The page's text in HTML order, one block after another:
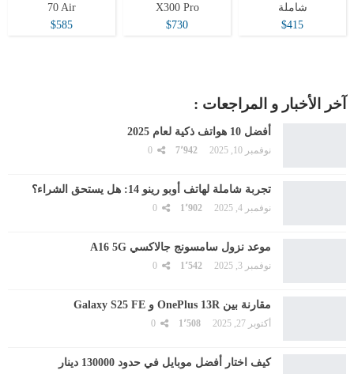
شاملة
$415
X300 Pro
$730
70 Air
$585
آخر الأخبار و المراجعات :
أفضل 10 هواتف ذكية لعام 2025
نوفمبر 10, 2025 7٬942
تجربة شاملة لهاتف أوبو رينو 14: هل يستحق الشراء؟
نوفمبر 4, 2025 1٬902
موعد نزول سامسونج جالاكسي A16 5G
نوفمبر 3, 2025 1٬542
مقارنة بين OnePlus 13R و Galaxy S25 FE
أكتوبر 27, 2025 1٬508
كيف اختار أفضل موبايل في حدود 130000 دينار